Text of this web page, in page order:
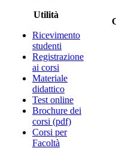
Utilità
Ricevimento
studenti
Registrazione
ai corsi
Materiale
didattico
Test online
Brochure dei
corsi (pdf)
Corsi per
Facoltà